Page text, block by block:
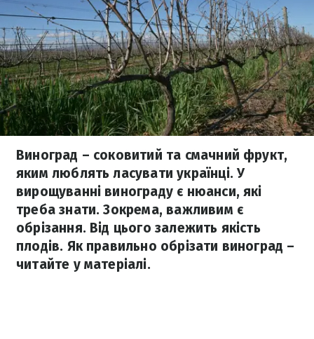
Виноград – соковитий та смачний фрукт,
яким люблять ласувати українці. У
вирощуванні винограду є нюанси, які
треба знати. Зокрема, важливим є
обрізання. Від цього залежить якість
плодів. Як правильно обрізати виноград –
читайте у матеріалі.